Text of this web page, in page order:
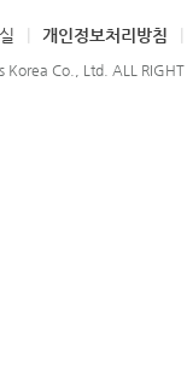
개인정보처리방침
Korea Co., Ltd. ALL RIGHT